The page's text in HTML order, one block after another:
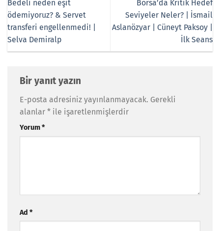
Bedeli neden eşit
ödemiyoruz? & Servet
transferi engellenmedi! |
Selva Demiralp
Borsa’da Kritik Hedef
Seviyeler Neler? | İsmail
Aslanözyar | Cüneyt Paksoy |
İlk Seans
Bir yanıt yazın
E-posta adresiniz yayınlanmayacak. Gerekli
alanlar * ile işaretlenmişlerdir
Yorum*
Ad *